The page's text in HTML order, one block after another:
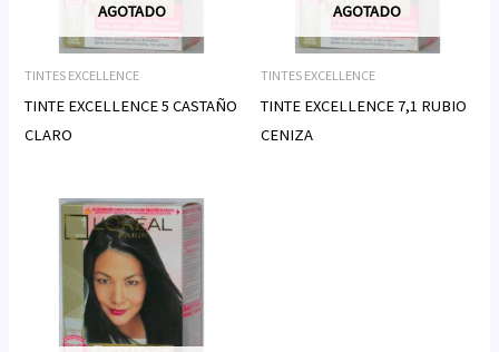
AGOTADO
TINTES EXCELLENCE
TINTE EXCELLENCE 5 CASTAÑO
CLARO
AGOTADO
TINTES EXCELLENCE
TINTE EXCELLENCE 7,1 RUBIO
CENIZA